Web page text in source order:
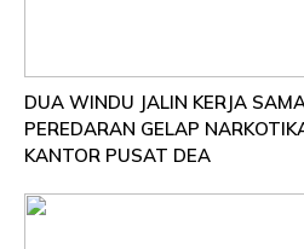
DUA WINDU JALIN KERJA
PEREDARAN GELAP
KANTOR PUSAT DEA